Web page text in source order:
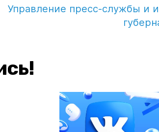
Управление пресс-службы и